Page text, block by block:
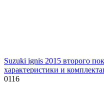
Suzuki ignis 2015 второго
характеристики и
0116